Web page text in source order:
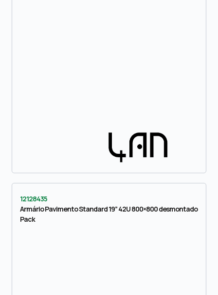
12128435
Armário Pavimento Standard 19” 42U 800×800 desmontado
Pack